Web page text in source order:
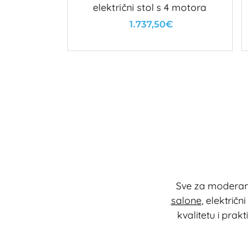
električni stol s 4 motora
1.737,50€
U košaricu
Sve za
salone,
kvalitetu i